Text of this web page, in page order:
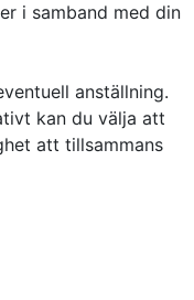
i samband med din
anställning.
kan du välja att
att tillsammans